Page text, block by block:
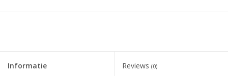
Informatie Reviews (0)